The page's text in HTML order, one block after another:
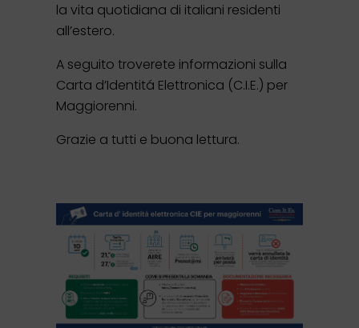
la vita quotidiana di italiani residenti
all’estero.
A seguito troverete informazioni sulla
Carta d’Identitá Elettronica (C.I.E.) per
Maggiorenni.
Grazie a tutti e buona lettura.